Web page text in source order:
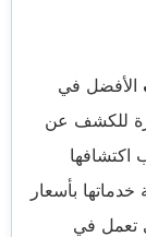
الأفضل في
للكشف عن
اكتشافها
بأسعار
تعمل في